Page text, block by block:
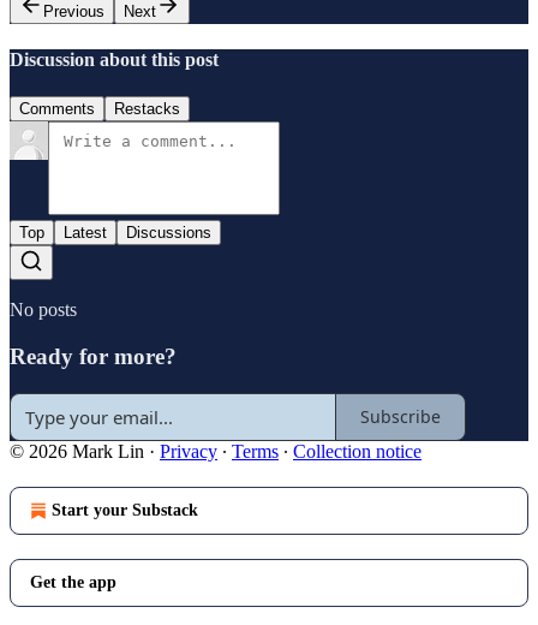
Previous
Next
Discussion about this post
Comments Restacks
Top Latest Discussions
No posts
Ready for more?
Subscribe
© 2026 Mark Lin · Privacy ∙ Terms ∙ Collection notice
Start your Substack
Get the app